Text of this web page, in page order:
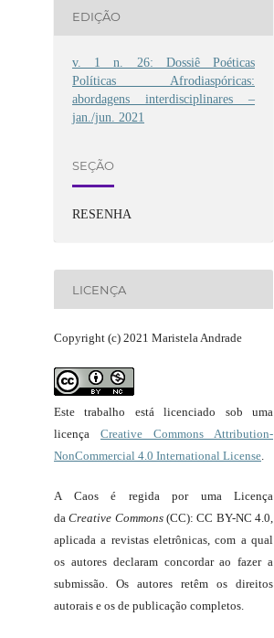
EDIÇÃO
v. 1 n. 26: Dossiê Poéticas
Políticas Afrodiaspóricas:
abordagens interdisciplinares –
jan./jun. 2021
SEÇÃO
RESENHA
LICENÇA
Copyright (c) 2021 Maristela Andrade
Este trabalho está licenciado sob uma
licença Creative Commons Attribution-
NonCommercial 4.0 International License.
A Caos é regida por uma Licença
daCreative Commons(CC): CC BY-NC 4.0,
aplicada a revistas eletrônicas, com a qual
os autores declaram concordar ao fazer a
submissão. Os autores retêm os direitos
autorais e os de publicação completos.